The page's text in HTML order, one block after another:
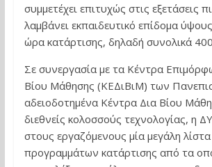
συμμετέχει επιτυχώς στις εξετάσεις
λαμβάνει εκπαιδευτικό επίδομα
ώρα κατάρτισης, δηλαδή συνολικά
Σε συνεργασία με τα Κέντρα
Βίου Μάθησης (ΚΕΔιΒιΜ) των
αδειοδοτημένα Κέντρα Δια Βίου
διεθνείς κολοσσούς τεχνολογίας, η
στους εργαζόμενους μία μεγάλη
προγραμμάτων κατάρτισης από τα